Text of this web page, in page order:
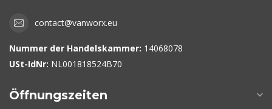
contact@vanworx.eu
Nummer der Handelskammer: 14068078
USt-IdNr: NL001818524B70
Öffnungszeiten